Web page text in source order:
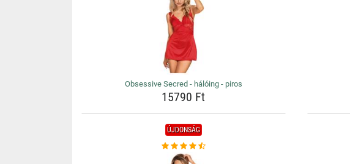
Obsessive Secred - hálóing - piros
15790 Ft
ÚJDONSÁG